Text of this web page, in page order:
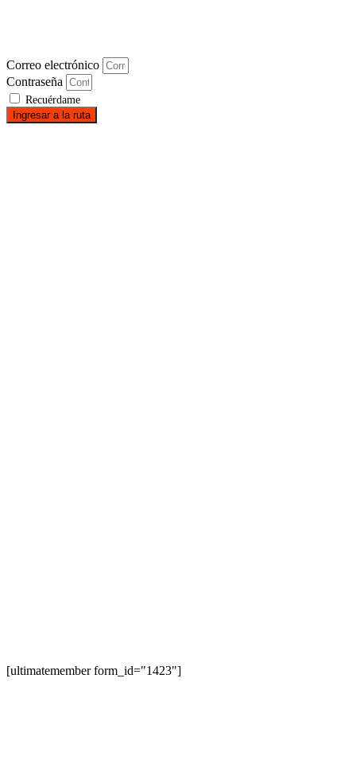
Correo electrónico
Contraseña
Recuérdame
Ingresar a la ruta
[ultimatemember form_id="1423"]